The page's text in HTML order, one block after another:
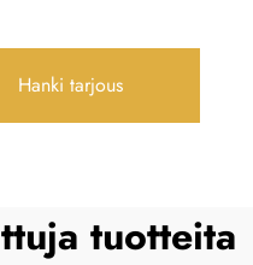
Hanki tarjous
tuotteita